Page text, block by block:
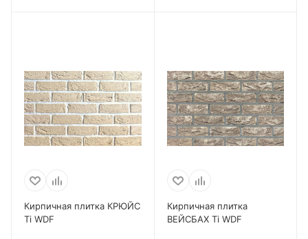
Кирпичная плитка КРЮЙС
Ti WDF
Кирпичная плитка
ВЕЙСБАХ Ti WDF